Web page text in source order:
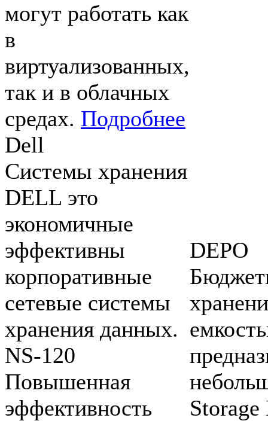
могут работать как
в
виртуализованных,
так и в облачных
средах. Подробнее
Dell
Системы хранения
DELL это
экономичные
эффективны
корпоративные
сетевые системы
хранения данных.
NS-120
Повышенная
эффективность
DEPO